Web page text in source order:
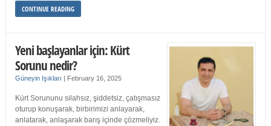
CONTINUE READING
Yeni başlayanlar için: Kürt
Sorunu nedir?
Güneyin Işıkları | February 16, 2025
Kürt Sorununu silahsız, şiddetsiz, çatışmasız
oturup konuşarak, birbirimizi anlayarak,
anlatarak, anlaşarak barış içinde çözmeliyiz.